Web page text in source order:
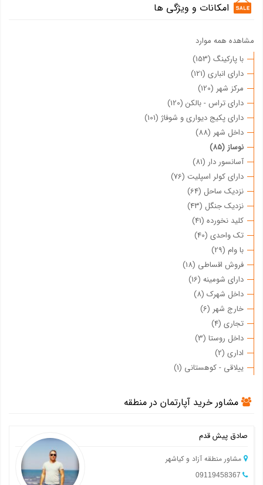
امکانات و ویژگی ها
مشاهده همه موارد
با پارکینگ (153)
دارای انباری (121)
مرکز شهر (120)
دارای تراس - بالکن (120)
دارای پکیج دیواری و شوفاژ (101)
داخل شهر (88)
نوساز (85)
آسانسور دار (81)
دارای کولر اسپلیت (76)
نزدیک ساحل (64)
نزدیک جنگل (43)
کلید نخورده (41)
تک واحدی (40)
با وام (29)
فروش اقساطی (18)
دارای شومینه (16)
داخل شهرک (8)
خارج شهر (6)
تجاری (4)
داخل روستا (3)
اداری (2)
ییلاقی - کوهستانی (1)
مشاور خرید آپارتمان در منطقه
صادق پیش قدم
مشاور منطقه آزاد و کیاشهر